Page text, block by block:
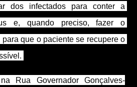
dos infectados para conter a
e, quando preciso, fazer o
que o paciente se recupere o
Rua Governador Gonçalves-